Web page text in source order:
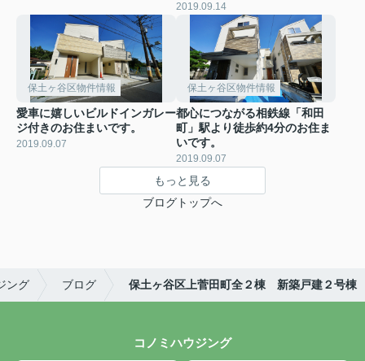
2019.09.14
保土ヶ谷区物件情報
愛車に嬉しいビルドインガレー
ジ付きのお住まいです。
2019.09.07
保土ヶ谷区物件情報
都心につながる相鉄線「和田
町」駅より徒歩約4分のお住ま
いです。
2019.09.07
もっと見る
ブログトップへ
ング ブログ 保土ヶ谷区上菅田町全２棟 新築戸建２号棟
コノミハウジング